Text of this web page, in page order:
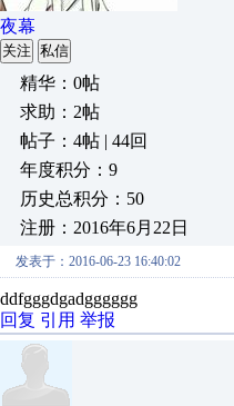
夜幕
关注 私信
精华：0帖
求助：2帖
帖子：4帖 | 44回
年度积分：9
历史总积分：50
注册：2016年6月22日
发表于：2016-06-23 16:40:02
ddfgggdgadgggggg
回复 引用 举报